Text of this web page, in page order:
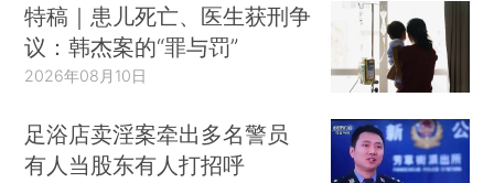
特稿｜患儿死亡、医生获刑争
议：韩杰案的“罪与罚”
2026年08月10日
足浴店卖淫案牵出多名警员
有人当股东有人打招呼